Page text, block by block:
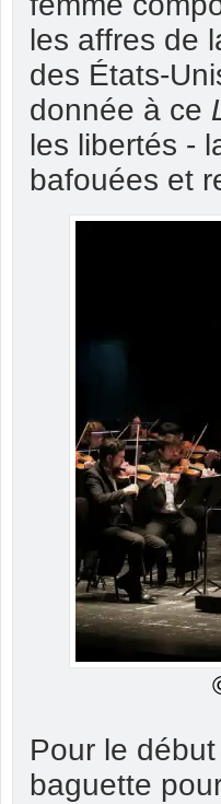
les affres de
des États-
donnée à ce
les libertés -
bafouées et
Pour le
baguette